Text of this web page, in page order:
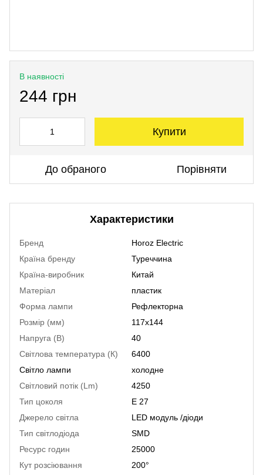
В наявності
244 грн
Купити
До обраного Порівняти
Характеристики
Бренд
Horoz Electric
Країна бренду
Туреччина
Країна-виробник
Китай
Матеріал
пластик
Форма лампи
Рефлекторна
Розмір (мм)
117х144
Напруга (В)
40
Світлова температура (К)
6400
Світло лампи
холодне
Світловий потік (Lm)
4250
Тип цоколя
E 27
Джерело світла
LED модуль /діоди
Тип світлодіода
SMD
Ресурс годин
25000
Кут розсіювання
200°